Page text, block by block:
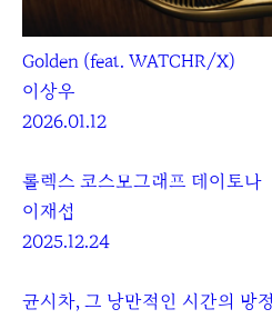
Golden (feat. WATCHR/X)
이상우
2026.01.12
롤렉스 코스모그래프 데이토나
이재섭
2025.12.24
균시차, 그 낭만적인 시간의 방